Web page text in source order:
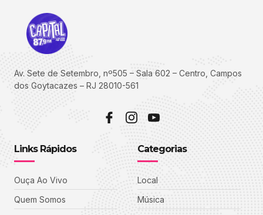
Av. Sete de Setembro, nº505 – Sala 602 – Centro, Campos
dos Goytacazes – RJ 28010-561
Links Rápidos
Ouça Ao Vivo
Quem Somos
Categorias
Local
Música